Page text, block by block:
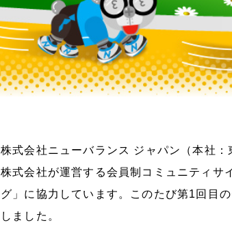
株式会社ニューバランス ジャパン（本社
株式会社が運営する会員制コミュニティ
グ」に協力しています。このたび第1回目
しました。